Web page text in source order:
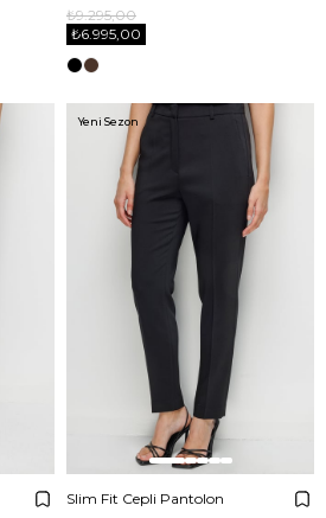
₺6.995,00
₺9.295,00
Slim Fit Cepli Pantolon
Yeni Sezon